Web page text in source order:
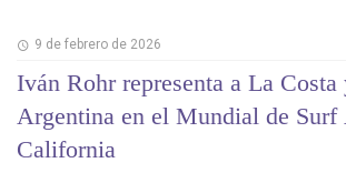
9 de febrero de 2026
Iván Rohr representa a La Costa
Argentina en el Mundial de Surf
California